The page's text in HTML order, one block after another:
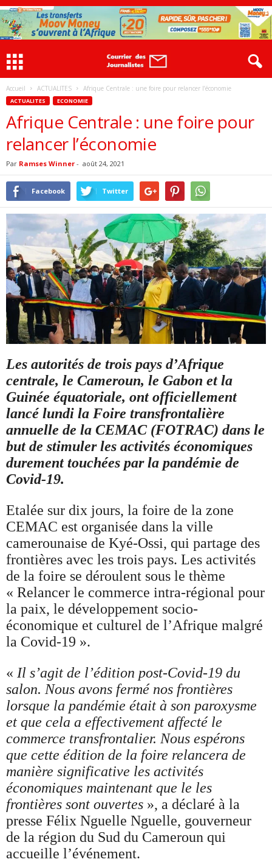
Accueil ACTUALITES Afrique Centrale : une foire pour relancer l’économie
ACTUALITES ECONOMIE
Afrique Centrale : une foire pour
relancer l’économie
Par Ramses Winner - août 24, 2021
Facebook Twitter
Les autorités de trois pays d’Afrique
centrale, le Cameroun, le Gabon et la
Guinée équatoriale, ont officiellement
lancé lundi la Foire transfrontalière
annuelle de la CEMAC (FOTRAC) dans le
but de stimuler les activités économiques
durement touchées par la pandémie de
Covid-19.
Etalée sur dix jours, la foire de la zone
CEMAC est organisée dans la ville
camerounaise de Kyé-Ossi, qui partage des
frontières avec les trois pays. Les activités
de la foire se déroulent sous le thème
« Relancer le commerce intra-régional pour
la paix, le développement socio-
économique et culturel de l’Afrique malgré
la Covid-19 ».
« Il s’agit de l’édition post-Covid-19 du
salon. Nous avons fermé nos frontières
lorsque la pandémie était à son paroxysme
et que cela a effectivement affecté le
commerce transfrontalier. Nous espérons
que cette édition de la foire relancera de
manière significative les activités
économiques maintenant que le les
frontières sont ouvertes », a déclaré à la
presse Félix Nguelle Nguelle, gouverneur
de la région du Sud du Cameroun qui
accueille l’événement.